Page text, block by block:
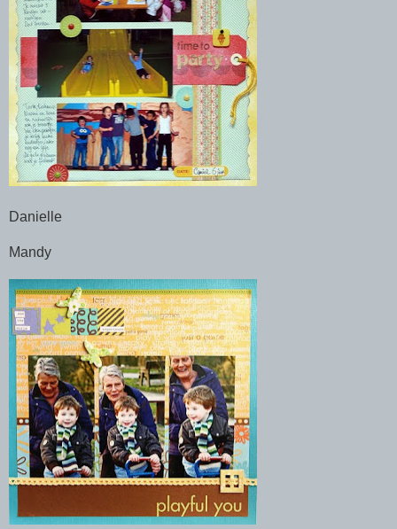
Danielle
Mandy